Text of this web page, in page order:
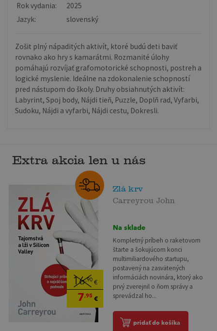
Rok vydania:
2025
Jazyk:
slovenský
Zošit plný nápaditých aktivít, ktoré budú deti baviť
rovnako ako hry s kamarátmi. Rozmanité úlohy
pomáhajú rozvíjať grafomotorické schopnosti, postreh a
logické myslenie. Ideálne na zdokonalenie schopností
pred nástupom do školy. Druhy obsiahnutých aktivít:
Labyrint, Spoj body, Nájdi tieň, Puzzle, Doplň rad, Vyfarbi,
Sudoku, Nájdi a vyfarbi, Nájdi cestu, Dokresli.
Extra akcia len u nás
16,90 €
7,95 €
Zlá krv
Carreyrou John
Na sklade
Kompletný príbeh o raketovom
štarte a šokujúcom konci
multimiliardového startupu,
postavený na zasvätených
informáciách novinára, ktorý ako
prvý zverejnil o ňom správy a
sprevádzal ho...
pridať do košíka